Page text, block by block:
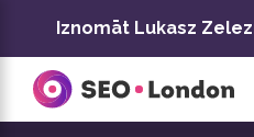
saturu
Iznomāt Lukasz